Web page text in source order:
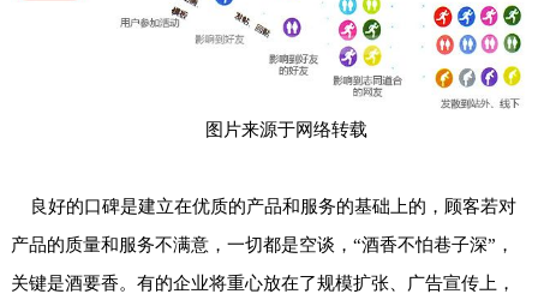
图片来源于网络转载
良好的口碑是建立在优质的产品和服务的基础上的，顾客若对
产品的质量和服务不满意，一切都是空谈，“酒香不怕巷子深”，
关键是酒要香。有的企业将重心放在了规模扩张、广告宣传上，